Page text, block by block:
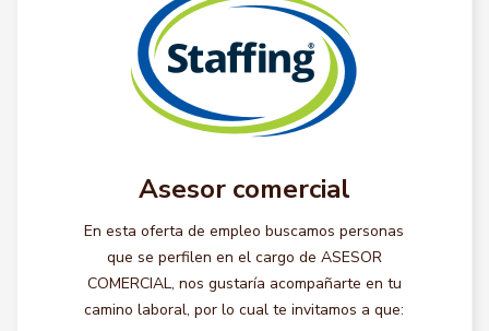
Asesor comercial
En esta oferta de empleo buscamos personas
que se perfilen en el cargo de ASESOR
COMERCIAL, nos gustaría acompañarte en tu
camino laboral, por lo cual te invitamos a que: